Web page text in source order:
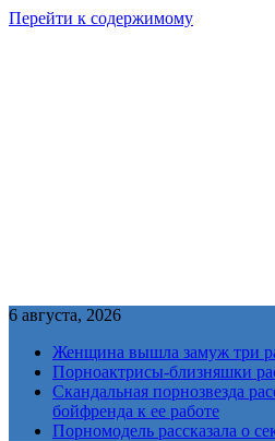
Перейти к содержимому
6 августа, 2026
Женщина вышла замуж три
Порноактрисы-близняшки
Скандальная порнозвезда
бойфренда к ее работе
Порномодель рассказала о